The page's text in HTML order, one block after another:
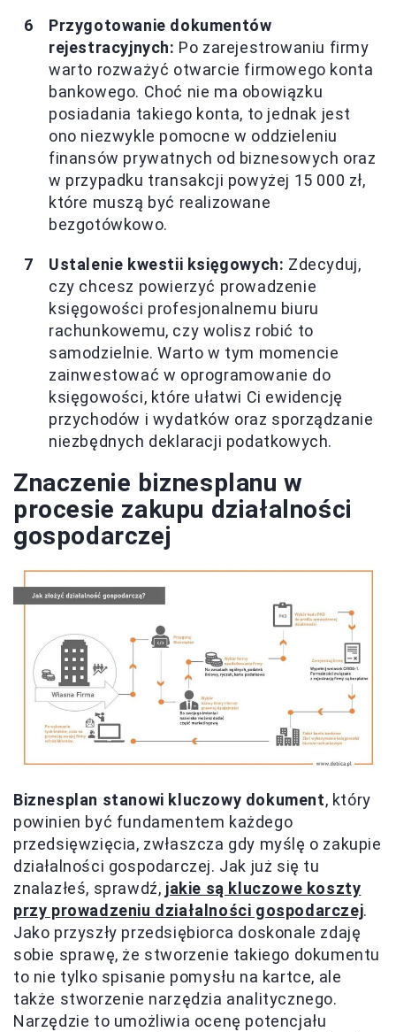
Przygotowanie dokumentów
rejestracyjnych: Po zarejestrowaniu firmy
warto rozważyć otwarcie firmowego konta
bankowego. Choć nie ma obowiązku
posiadania takiego konta, to jednak jest
ono niezwykle pomocne w oddzieleniu
finansów prywatnych od biznesowych oraz
w przypadku transakcji powyżej 15 000 zł,
które muszą być realizowane
bezgotówkowo.
Ustalenie kwestii księgowych: Zdecyduj,
czy chcesz powierzyć prowadzenie
księgowości profesjonalnemu biuru
rachunkowemu, czy wolisz robić to
samodzielnie. Warto w tym momencie
zainwestować w oprogramowanie do
księgowości, które ułatwi Ci ewidencję
przychodów i wydatków oraz sporządzanie
niezbędnych deklaracji podatkowych.
Znaczenie biznesplanu w
procesie zakupu działalności
gospodarczej
Biznesplan stanowi kluczowy dokument, który
powinien być fundamentem każdego
przedsięwzięcia, zwłaszcza gdy myślę o zakupie
działalności gospodarczej. Jak już się tu
znalazłeś, sprawdź, jakie są kluczowe koszty
przy prowadzeniu działalności gospodarczej.
Jako przyszły przedsiębiorca doskonale zdaję
sobie sprawę, że stworzenie takiego dokumentu
to nie tylko spisanie pomysłu na kartce, ale
także stworzenie narzędzia analitycznego.
Narzędzie to umożliwia ocenę potencjału